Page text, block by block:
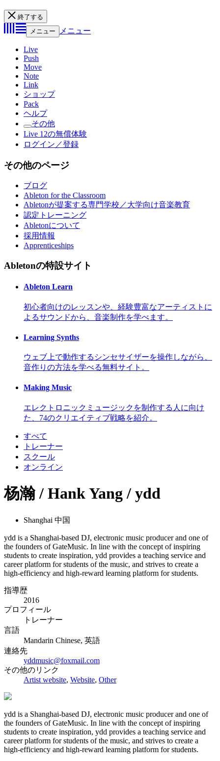
終了する
メニュー
メニュー
Live
Push
Move
Note
Link
ショップ
Pack
ヘルプ
その他
Live 12の無償体験
ログイン／登録
その他のページ
ブログ
Ableton for the Classroom
Abletonが提案する専門学校／大学向け音楽教育
認定トレーニング
Abletonについて
採用情報
Apprenticeships
Abletonの特設サイト
Ableton Learn
初心者向けのレッスンや、経験豊富なアーティストに
よるサウンドから、音楽制作を学べます。
Learning Synths
ウェブ上で動作するシンセサイザーを操作しながら、
音作りの方法を学べる無料サイト。
Making Music
エレクトロニックミュージックを制作する人に向け
た、74のクリエイティブ戦略を紹介。
すべて
トレーナー
スクール
オンライン
杨瀚 / Hank Yang / ydd
Shanghai 中国
ydd is a Shanghai-based DJ, electronic music producer and one of
the founders of GateMusic. In line with the concept of inspiring
students to create inspiration, ydd provides a teaching service and
career platform for students of the music, and strives to create a
high-efficiency and high-reward learning platform for students.
指導歴
2016
プロフィール
トレーナー
言語
Mandarin Chinese, 英語
連絡先
yddmusic@foxmail.com
その他のリンク
Artist website, Website, Other
ydd is a Shanghai-based DJ, electronic music producer and one of
the founders of GateMusic. In line with the concept of inspiring
students to create inspiration, ydd provides a teaching service and
career platform for students of the music, and strives to create a
high-efficiency and high-reward learning platform for students.